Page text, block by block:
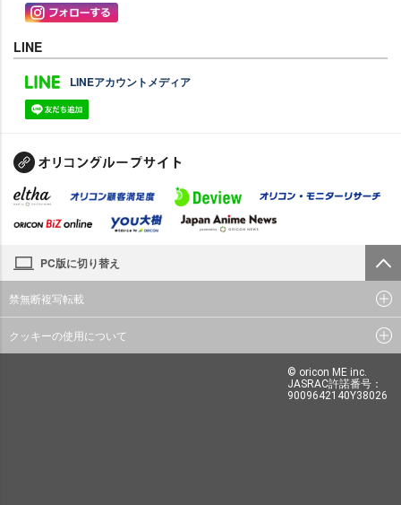
LINE
LINEアカウントメディア
PC版に切り替え
禁無断複写転載
クッキーの使用について
© oricon ME inc.
JASRAC許諾番号：
9009642140Y38026